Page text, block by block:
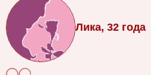
Лика, 32 года